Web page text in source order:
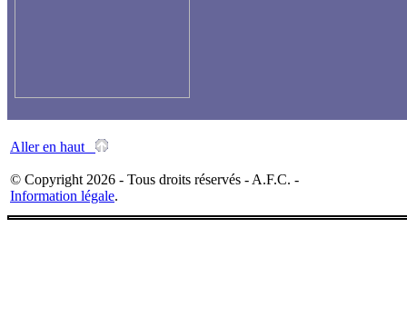
Aller en haut
© Copyright 2026 - Tous droits réservés - A.F.C. -
Information légale.